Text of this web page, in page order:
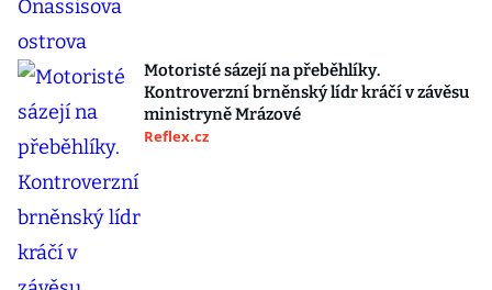
Motoristé sázejí na přeběhlíky.
Kontroverzní brněnský lídr kráčí v závěsu
ministryně Mrázové
Reflex.cz